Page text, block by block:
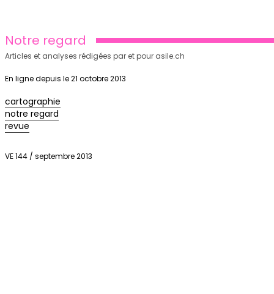
Notre regard
Articles et analyses rédigées par et pour asile.ch
En ligne depuis le 21 octobre 2013
cartographie
notre regard
revue
VE 144 / septembre 2013